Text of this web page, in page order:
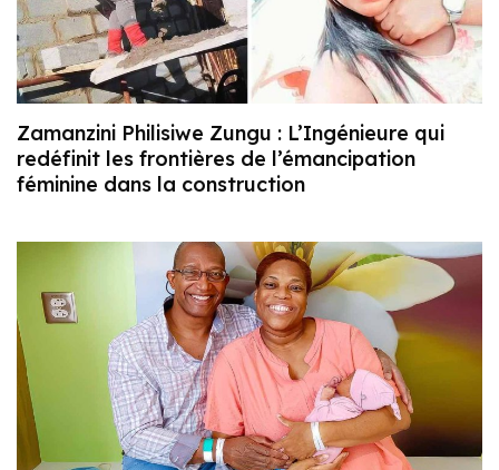
Zamanzini Philisiwe Zungu : L’Ingénieure qui
redéfinit les frontières de l’émancipation
féminine dans la construction